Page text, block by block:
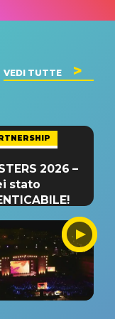
VEDI TUTTE
2026 –
stato